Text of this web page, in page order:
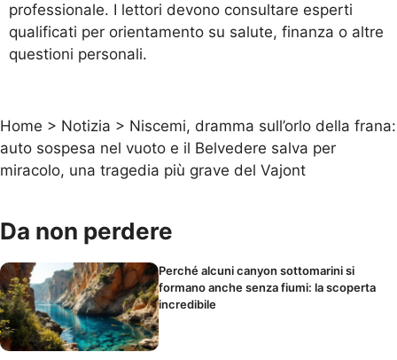
professionale. I lettori devono consultare esperti
qualificati per orientamento su salute, finanza o altre
questioni personali.
Home > Notizia > Niscemi, dramma sull’orlo della frana:
auto sospesa nel vuoto e il Belvedere salva per
miracolo, una tragedia più grave del Vajont
Da non perdere
Perché alcuni canyon sottomarini si
formano anche senza fiumi: la scoperta
incredibile